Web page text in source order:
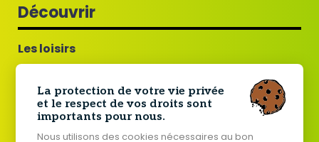
Découvrir
Les loisirs
Tourisme
Histoire de Guillac
La protection de votre vie privée
et le respect de vos droits sont
importants pour nous.
Nous utilisons des cookies nécessaires au bon